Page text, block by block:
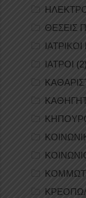
ΘΕΣΕΙΣ
ΙΑΤΡΟΙ (2)